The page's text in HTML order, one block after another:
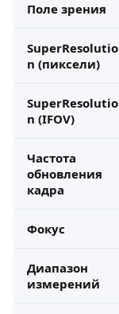
Поле зрения
SuperResolutio
n (пиксели)
SuperResolutio
n (IFOV)
Частота
обновления
кадра
Фокус
Диапазон
измерений